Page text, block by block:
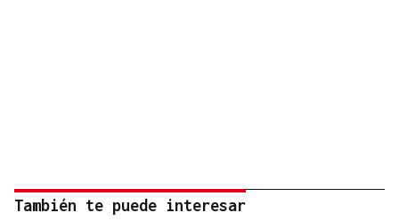
También te puede interesar